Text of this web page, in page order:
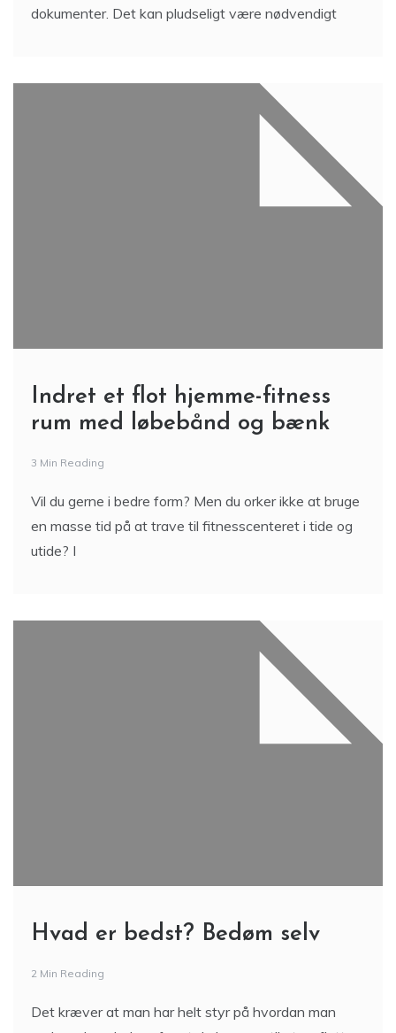
dokumenter. Det kan pludseligt være nødvendigt
Indret et flot hjemme-fitness
rum med løbebånd og bænk
3 Min Reading
Vil du gerne i bedre form? Men du orker ikke at bruge
en masse tid på at trave til fitnesscenteret i tide og
utide? I
Hvad er bedst? Bedøm selv
2 Min Reading
Det kræver at man har helt styr på hvordan man